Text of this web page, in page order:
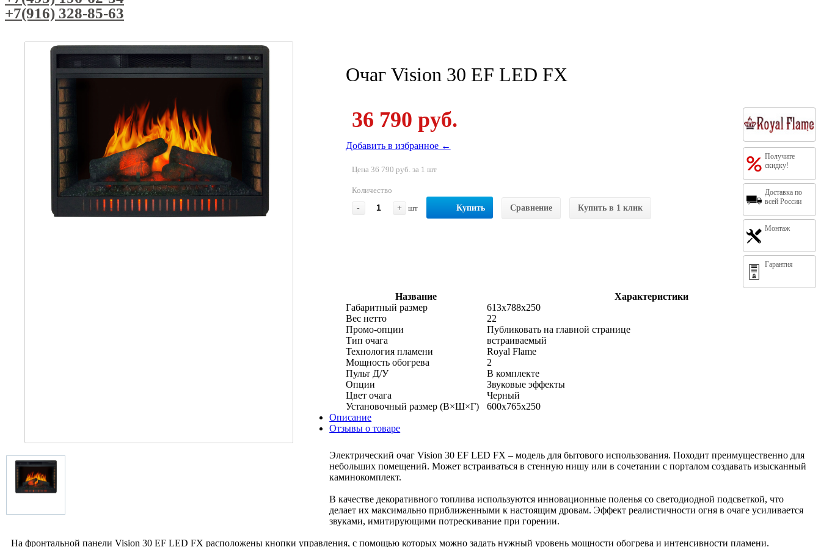
+7(916) 328-85-63
Очаг Vision 30 EF LED FX
Получите
скидку!
Доставка по
всей России
Монтаж
Гарантия
36 790 руб.
Добавить в избранное ←
Цена 36 790 руб. за 1 шт
Количество
-
+ шт Купить Сравнение Купить в 1 клик
Название
Характеристики
Габаритный размер
613x788x250
Вес нетто
22
Промо-опции
Публиковать на главной странице
Тип очага
встраиваемый
Технология пламени
Royal Flame
Мощность обогрева
2
Пульт Д/У
В комплекте
Опции
Звуковые эффекты
Цвет очага
Черный
Установочный размер (В×Ш×Г)
600х765х250
Описание
Отзывы о товаре
Электрический очаг Vision 30 EF LED FX – модель для бытового использования. Походит преимущественно для
небольших помещений. Может встраиваться в стенную нишу или в сочетании с порталом создавать изысканный
каминокомплект.
В качестве декоративного топлива используются инновационные поленья со светодиодной подсветкой, что
делает их максимально приближенными к настоящим дровам. Эффект реалистичности огня в очаге усиливается
звуками, имитирующими потрескивание при горении.
На фронтальной панели Vision 30 EF LED FX расположены кнопки управления, с помощью которых можно задать нужный уровень мощности обогрева и интенсивности пламени.